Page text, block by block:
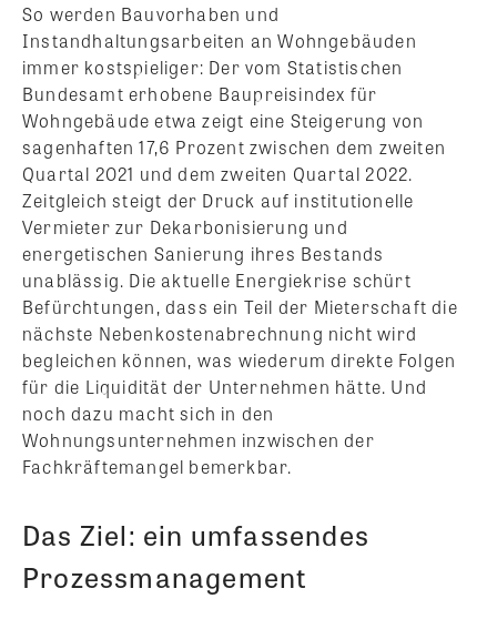
So werden Bauvorhaben und
Instandhaltungsarbeiten an Wohngebäuden
immer kostspieliger: Der vom Statistischen
Bundesamt erhobene Baupreisindex für
Wohngebäude etwa zeigt eine Steigerung von
sagenhaften 17,6 Prozent zwischen dem zweiten
Quartal 2021 und dem zweiten Quartal 2022.
Zeitgleich steigt der Druck auf institutionelle
Vermieter zur Dekarbonisierung und
energetischen Sanierung ihres Bestands
unablässig. Die aktuelle Energiekrise schürt
Befürchtungen, dass ein Teil der Mieterschaft die
nächste Nebenkostenabrechnung nicht wird
begleichen können, was wiederum direkte Folgen
für die Liquidität der Unternehmen hätte. Und
noch dazu macht sich in den
Wohnungsunternehmen inzwischen der
Fachkräftemangel bemerkbar.
Das Ziel: ein umfassendes
Prozessmanagement